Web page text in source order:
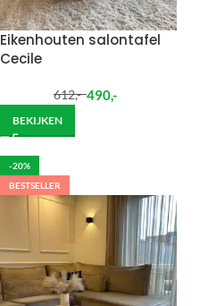
Eikenhouten salontafel
Cecile
612,- 490,-
BEKIJKEN
-20%
BESTSELLER